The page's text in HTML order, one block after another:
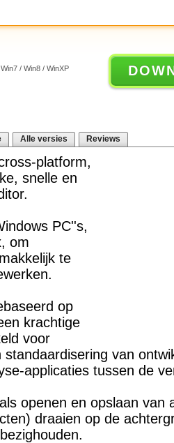
/ Win8 / WinXP
Alle versies Reviews
platform,
snelle en
PC''s,
om
te
op
krachtige
voor
standaardisering van
applicaties tussen de
openen en opslaan van
draaien op de